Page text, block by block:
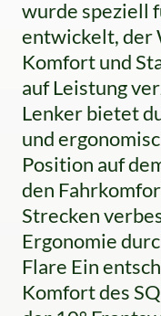
wurde speziell
entwickelt, der
Komfort und
auf Leistung
Lenker bietet
und
Position auf
den
Strecken
Ergonomie
Flare Ein
Komfort des